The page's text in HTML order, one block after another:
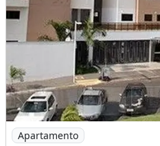
Imagem: Apartamento no
Apartamento